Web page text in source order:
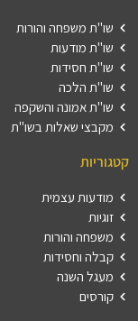
שו"ת משפחה והורות
שו"ת מודעות
שו"ת חסידות
שו"ת הלכה
שו"ת אמונה והשקפה
מקבצי שאלות בשו"ת
קטגוריות
מודעות עצמית
זוגיות
משפחה והורות
קבלה וחסידות
מעגל השנה
קורסים